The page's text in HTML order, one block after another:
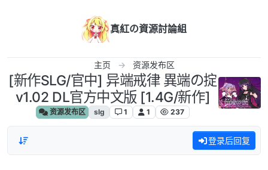
真紅の資源討論組
主页 资源发布区
[新作SLG/官中] 异端戒律 異端の掟
v1.02 DL官方中文版 [1.4G/新作]
资源发布区 slg 1 1 237
登录后回复